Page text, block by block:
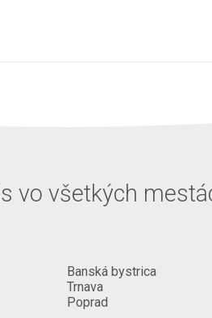
vo všetkých
Banská bystrica
Trnava
Poprad